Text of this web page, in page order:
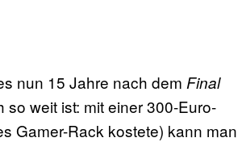
nun 15 Jahre nach dem Final
weit ist: mit einer 300-Euro-
Gamer-Rack kostete) kann man